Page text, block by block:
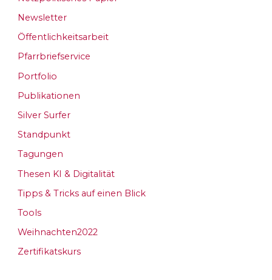
Newsletter
Öffentlichkeitsarbeit
Pfarrbriefservice
Portfolio
Publikationen
Silver Surfer
Standpunkt
Tagungen
Thesen KI & Digitalität
Tipps & Tricks auf einen Blick
Tools
Weihnachten2022
Zertifikatskurs